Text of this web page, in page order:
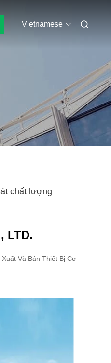
Vietnamese
chất lượng
LTD.
Và Bán Thiết Bị Cơ